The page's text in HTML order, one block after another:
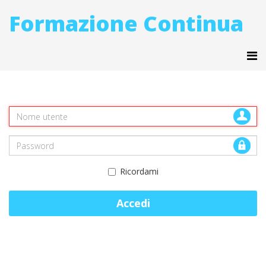
Formazione Continua
Ricordami
Accedi